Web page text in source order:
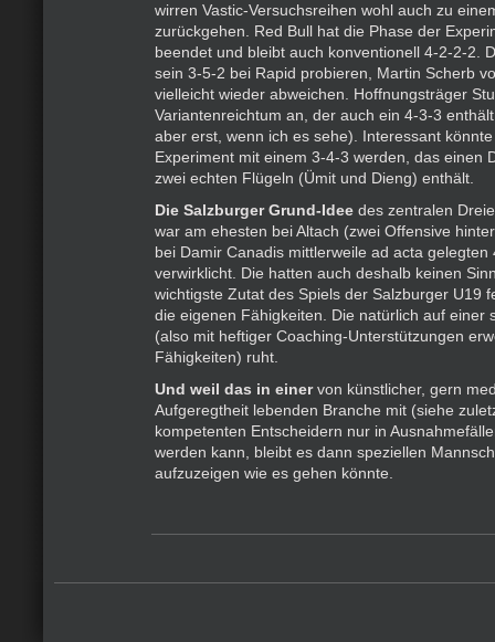
wirren Vastic-Versuchsreihen wohl auch zu
zurückgehen. Red Bull hat die Phase der
beendet und bleibt auch konventionell 4-2-2-2.
sein 3-5-2 bei Rapid probieren, Martin Scherb
vielleicht wieder abweichen. Hoffnungsträger
Variantenreichtum an, der auch ein 4-3-3
aber erst, wenn ich es sehe). Interessant
Experiment mit einem 3-4-3 werden, das einen
zwei echten Flügeln (Ümit und Dieng) enthält.
Die Salzburger Grund-Idee des zentralen
war am ehesten bei Altach (zwei Offensive
bei Damir Canadis mittlerweile ad acta gelegten
verwirklicht. Die hatten auch deshalb keinen
wichtigste Zutat des Spiels der Salzburger U19
die eigenen Fähigkeiten. Die natürlich auf einer
(also mit heftiger Coaching-Unterstützungen
Fähigkeiten) ruht.
Und weil das in einervon künstlicher, gern
Aufgeregtheit lebenden Branche mit (siehe
kompetenten Entscheidern nur in
werden kann, bleibt es dann speziellen
aufzuzeigen wie es gehen könnte.